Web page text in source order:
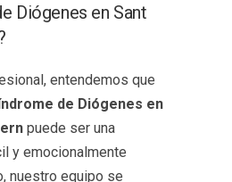
Diógenes en Sant
entendemos que
de Diógenes en
puede ser una
y emocionalmente
nuestro equipo se